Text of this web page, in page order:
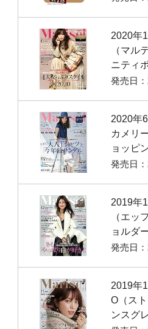
2020年
（マル
ニティ
発売日
2020年
カメリ
ョッピ
発売日
2019年
（エッ
ョルダ
発売日
2019年
O（ス
ンスグ